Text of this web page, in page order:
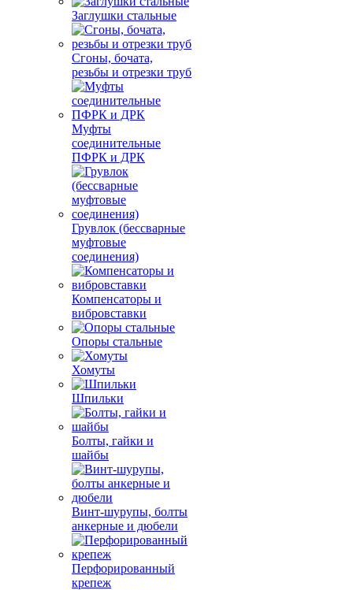
Заглушки стальные
Сгоны, бочата,
резьбы и отрезки труб
Муфты
соединительные
ПФРК и ДРК
Грувлок (бессварные
муфтовые
соединения)
Компенсаторы и
вибровставки
Опоры стальные
Хомуты
Шпильки
Болты, гайки и
шайбы
Винт-шурупы, болты
анкерные и дюбели
Перфорированный
крепеж